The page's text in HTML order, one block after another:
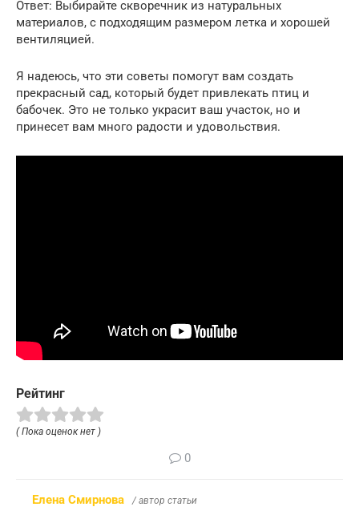
Ответ: Выбирайте скворечник из натуральных
материалов, с подходящим размером летка и хорошей
вентиляцией.
Я надеюсь, что эти советы помогут вам создать
прекрасный сад, который будет привлекать птиц и
бабочек. Это не только украсит ваш участок, но и
принесет вам много радости и удовольствия.
Рейтинг
( Пока оценок нет )
0
Елена Смирнова / автор статьи